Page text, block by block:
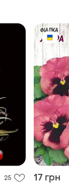
25 17 грн